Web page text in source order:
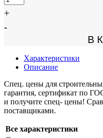
+
-
В
Характеристики
Описание
Спец. цены для
гарантия, сертификат по
и получите спец- цены!
поставщиками.
Все характеристики